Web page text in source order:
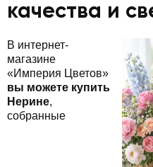
качества и
В интернет-
магазине
«Империя Цветов»
вы можете купить
Нерине,
собранные